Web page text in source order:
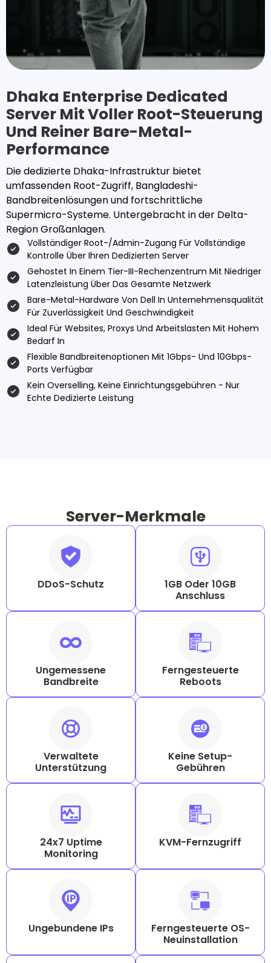
Dhaka Enterprise Dedicated
Server Mit Voller Root-Steuerung
Und Reiner Bare-Metal-
Performance
Die dedizierte Dhaka-Infrastruktur bietet
umfassenden Root-Zugriff, Bangladeshi-
Bandbreitenlösungen und fortschrittliche
Supermicro-Systeme. Untergebracht in der Delta-
Region Großanlagen.
Vollständiger Root-/Admin-Zugang Für Vollständige
Kontrolle Über Ihren Dedizierten Server
Gehostet In Einem Tier-III-Rechenzentrum Mit Niedriger
Latenzleistung Über Das Gesamte Netzwerk
Bare-Metal-Hardware Von Dell In Unternehmensqualität
Für Zuverlässigkeit Und Geschwindigkeit
Ideal Für Websites, Proxys Und Arbeitslasten Mit Hohem
Bedarf In
Flexible Bandbreitenoptionen Mit 1Gbps- Und 10Gbps-
Ports Verfügbar
Kein Overselling, Keine Einrichtungsgebühren - Nur
Echte Dedizierte Leistung
Server-Merkmale
DDoS-Schutz
1GB Oder 10GB
Anschluss
Ungemessene
Bandbreite
Ferngesteuerte
Reboots
Verwaltete
Unterstützung
Keine Setup-
Gebühren
24x7 Uptime
Monitoring
KVM-Fernzugriff
Ungebundene IPs
Ferngesteuerte OS-
Neuinstallation